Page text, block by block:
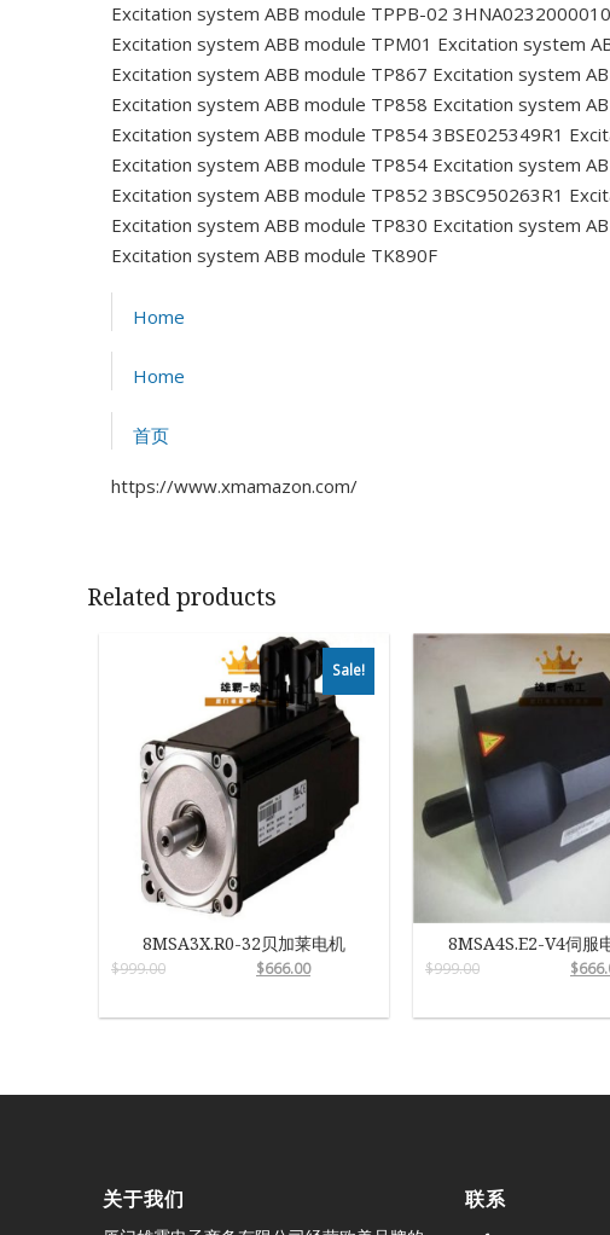
Excitation system ABB module TPPB-02
Excitation system ABB module TPM01 Excitation system
Excitation system ABB module TP867 Excitation system
Excitation system ABB module TP858 Excitation system
Excitation system ABB module TP854 3BSE025349R1
Excitation system ABB module TP854 Excitation system
Excitation system ABB module TP852 3BSC950263R1
Excitation system ABB module TP830 Excitation system
Excitation system ABB module TK890F
Home
Home
首页
https://www.xmamazon.com/
Related products
Sale!
8MSA3X.R0-32贝加莱电机
$999.00 $666.00
8MSA4S.E2-V4伺服
$999.00 $
关于我们 联系